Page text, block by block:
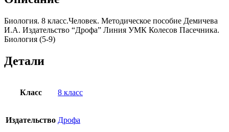
И.А.
Биология. 8 класс.Человек. Методическое пособие Демичева
И.А. Издательство “Дрофа” Линия УМК Колесов Пасечника.
Биология (5-9)
Детали
Класс 8 класс
Издательство Дрофа